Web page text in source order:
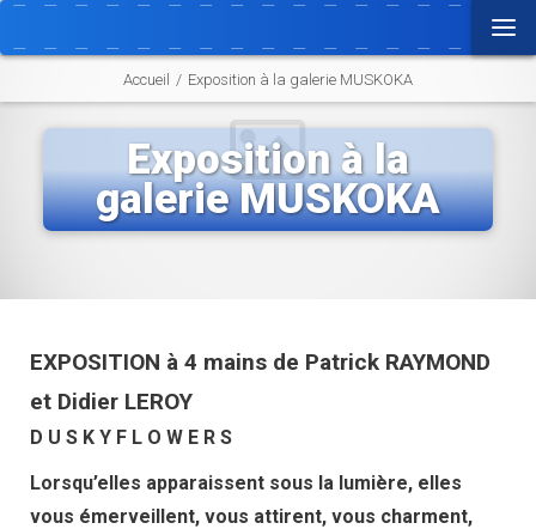
Accueil
Vie locale
Actualités
Agenda
Exposition à la
galerie MUSKOKA
Accueil Exposition à la galerie MUSKOKA
EXPOSITION à 4 mains de Patrick RAYMOND
et Didier LEROY
D U S K Y F L O W E R S
Lorsqu’elles apparaissent sous la lumière, elles
vous émerveillent, vous attirent, vous charment,